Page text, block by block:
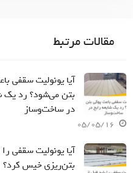
مقالات مرتبط
آیا یونولیت سقفی
بتن می‌شود؟ رد یک
در ساخت‌وساز
05/05/16
آیا یونولیت سقفی را
بتن‌ریزی خیس کرد؟